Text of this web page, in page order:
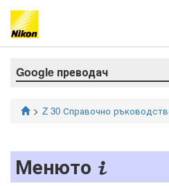
Google преводач
Z 30 Справочно
Менюто i